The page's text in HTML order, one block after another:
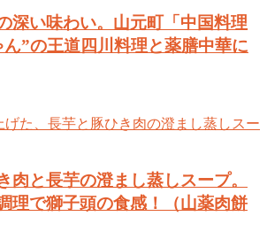
深い味わい。山元町「中国料理
”の王道四川料理と薬膳中華に
肉と長芋の澄まし蒸しスープ。
理で獅子頭の食感！（山薬肉餅